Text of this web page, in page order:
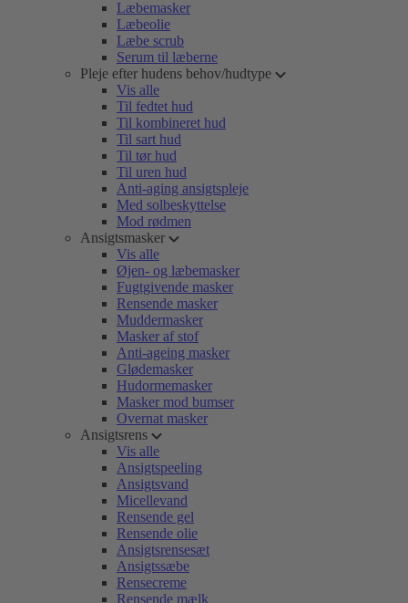
Læbemasker
Læbeolie
Læbe scrub
Serum til læberne
Pleje efter hudens behov/hudtype
Vis alle
Til fedtet hud
Til kombineret hud
Til sart hud
Til tør hud
Til uren hud
Anti-aging ansigtspleje
Med solbeskyttelse
Mod rødmen
Ansigtsmasker
Vis alle
Øjen- og læbemasker
Fugtgivende masker
Rensende masker
Muddermasker
Masker af stof
Anti-ageing masker
Glødemasker
Hudormemasker
Masker mod bumser
Overnat masker
Ansigtsrens
Vis alle
Ansigtspeeling
Ansigtsvand
Micellevand
Rensende gel
Rensende olie
Ansigtsrensesæt
Ansigtssæbe
Rensecreme
Rensende mælk